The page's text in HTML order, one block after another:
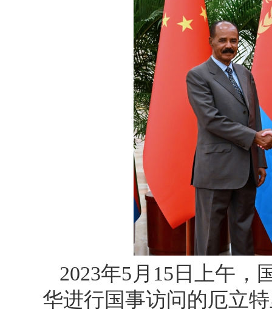
2023年5月15日上午，
华进行国事访问的厄立